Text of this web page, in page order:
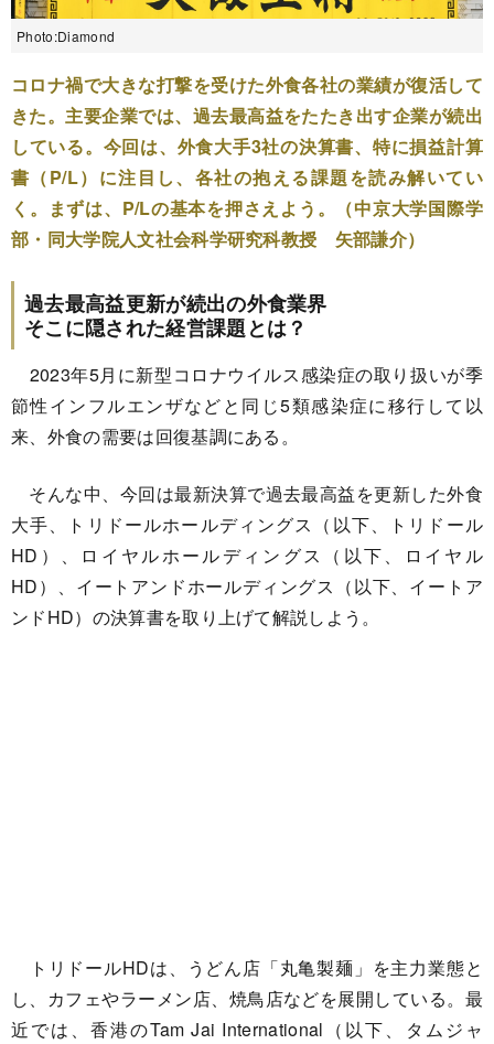
Photo:Diamond
コロナ禍で大きな打撃を受けた外食各社の業績が復活して
きた。主要企業では、過去最高益をたたき出す企業が続出
している。今回は、外食大手3社の決算書、特に損益計算
書（P/L）に注目し、各社の抱える課題を読み解いてい
く。まずは、P/Lの基本を押さえよう。（中京大学国際学
部・同大学院人文社会科学研究科教授 矢部謙介）
過去最高益更新が続出の外食業界
そこに隠された経営課題とは？
2023年5月に新型コロナウイルス感染症の取り扱いが季
節性インフルエンザなどと同じ5類感染症に移行して以
来、外食の需要は回復基調にある。
そんな中、今回は最新決算で過去最高益を更新した外食
大手、トリドールホールディングス（以下、トリドール
HD）、ロイヤルホールディングス（以下、ロイヤル
HD）、イートアンドホールディングス（以下、イートア
ンドHD）の決算書を取り上げて解説しよう。
トリドールHDは、うどん店「丸亀製麺」を主力業態と
し、カフェやラーメン店、焼鳥店などを展開している。最
近では、香港のTam Jai International（以下、タムジャ